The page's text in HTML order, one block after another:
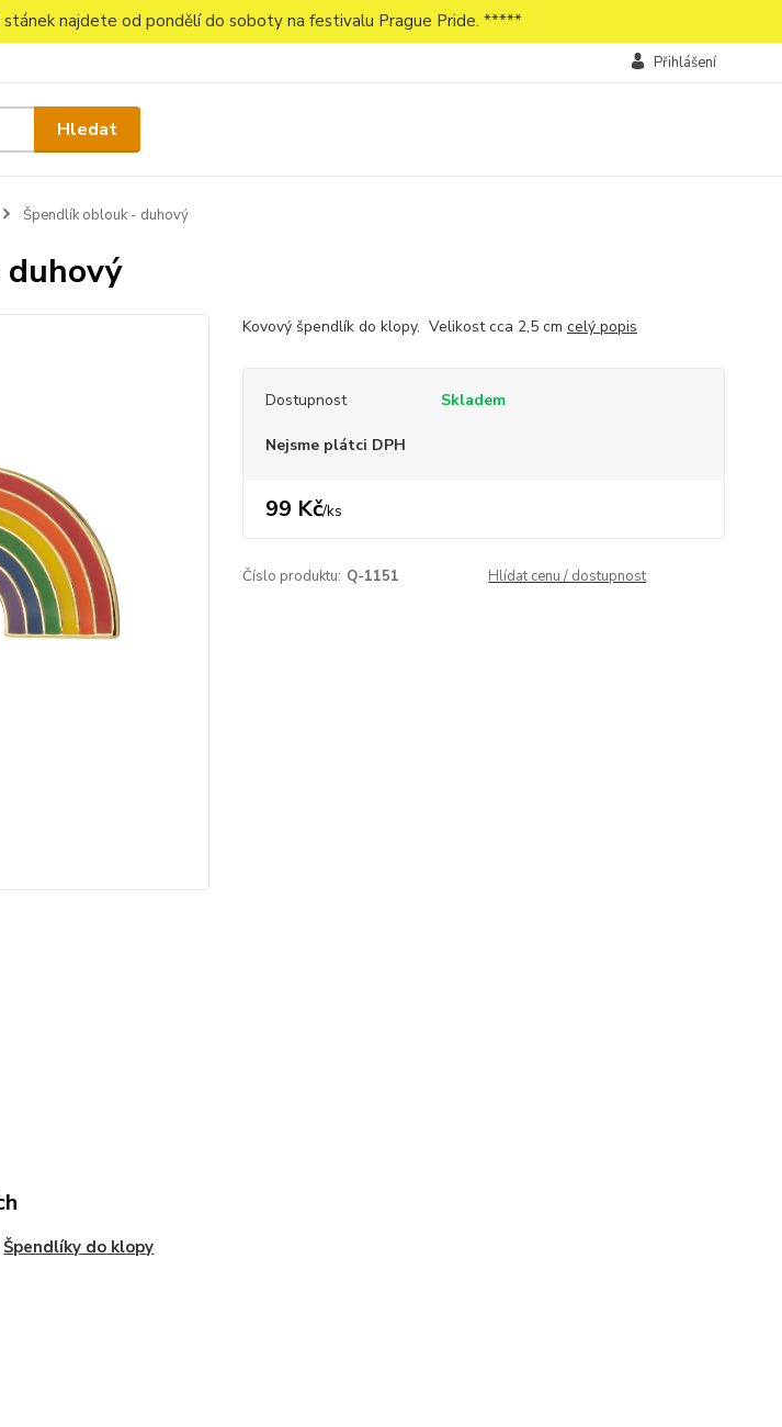
najdete od pondělí do soboty na festivalu Prague Pride. *****
Přihlášení
Hledat
Špendlík oblouk - duhový
Kovový špendlík do klopy. Velikost cca 2,5 cm celý popis
Dostupnost Skladem
Nejsme plátci DPH
99 Kč/ks
Číslo produktu: Q-1151 Hlídat cenu / dostupnost
Špendlíky do klopy